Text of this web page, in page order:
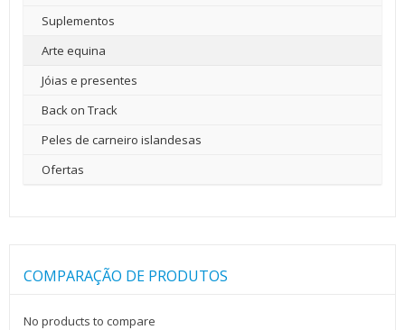
Suplementos
Arte equina
Jóias e presentes
Back on Track
Peles de carneiro islandesas
Ofertas
COMPARAÇÃO DE PRODUTOS
No products to compare